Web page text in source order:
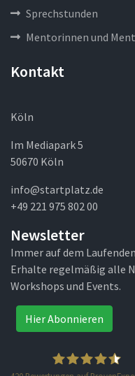
Sprechstunden
Mentorinnen und
Kontakt
Köln
Im Mediapark 5
50670 Köln
info@startplatz.de
+49 221 975 802 00
Newsletter
Immer auf dem
Erhalte regelmäßig alle
Workshops und Events.
Hier Abonnieren